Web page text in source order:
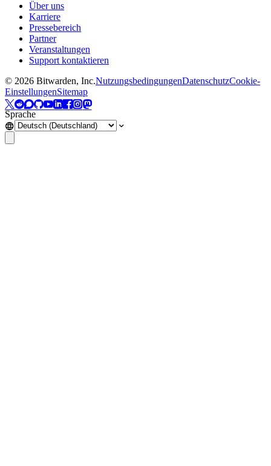
Über uns
Karriere
Pressebereich
Partner
Veranstaltungen
Support kontaktieren
© 2026 Bitwarden, Inc.NutzungsbedingungenDatenschutzCookie-
EinstellungenSitemap
Sprache